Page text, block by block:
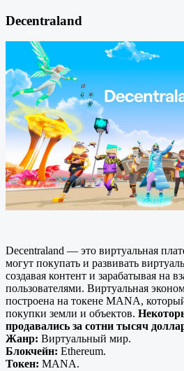
Decentraland
Decentraland — это виртуальная
могут покупать и развивать
создавая контент и зарабатывая на
пользователями. Виртуальная
построена на токене MANA,
покупки земли и объектов.
продавались за сотни тысяч
Жанр: Виртуальный мир.
Блокчейн: Ethereum.
Токен: MANA.